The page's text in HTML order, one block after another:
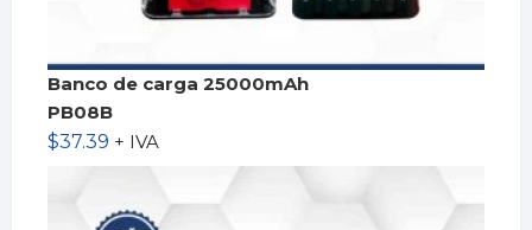
Banco de carga 25000mAh
PB08B
$37.39 + IVA